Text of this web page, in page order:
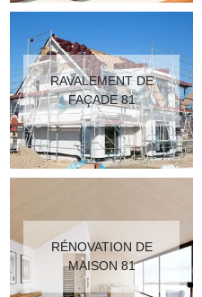
RAVALEMENT DE
FAÇADE 81
RÉNOVATION DE
MAISON 81